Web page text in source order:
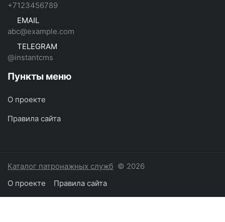
+7123456789
EMAIL
abc@example.com
TELEGRAM
@instantcms
Пункты меню
О проекте
Правила сайта
Каталог патронажных служб © 2026
О проекте
Правила сайта